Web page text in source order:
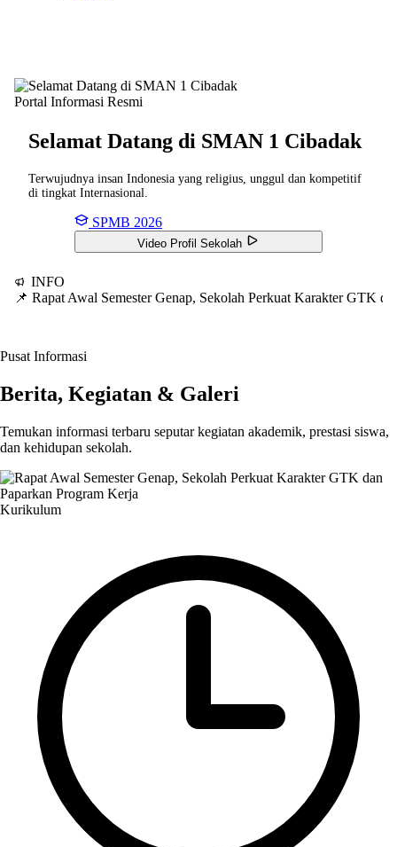
Portal Informasi Resmi
Selamat Datang di SMAN 1 Cibadak
Terwujudnya insan Indonesia yang religius, unggul dan kompetitif
di tingkat Internasional.
SPMB 2026
Video Profil Sekolah
INFO
📌 Rapat Awal Semester Genap, Sekolah Perkuat Karakter GTK
Pusat Informasi
Berita, Kegiatan & Galeri
Temukan informasi terbaru seputar kegiatan akademik, prestasi siswa,
dan kehidupan sekolah.
Kurikulum